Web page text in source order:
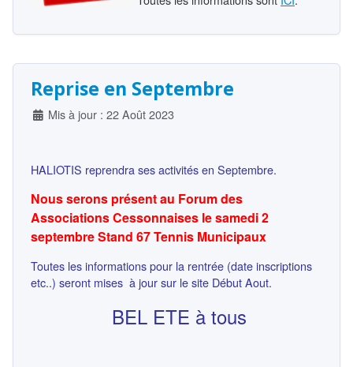
Reprise en Septembre
DétailsMis à jour : 22 Août 2023
HALIOTIS reprendra ses activités en Septembre.
Nous serons présent au Forum des
Associations Cessonnaises le samedi 2
septembre Stand 67 Tennis Municipaux
Toutes les informations pour la rentrée (date inscriptions
etc..) seront mises à jour sur le site Début Aout.
BEL ETE à tous